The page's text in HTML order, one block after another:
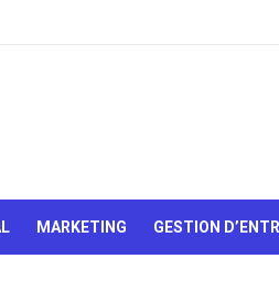
chocolats…
MARKETING GESTION